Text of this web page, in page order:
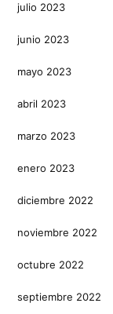
julio 2023
junio 2023
mayo 2023
abril 2023
marzo 2023
enero 2023
diciembre 2022
noviembre 2022
octubre 2022
septiembre 2022